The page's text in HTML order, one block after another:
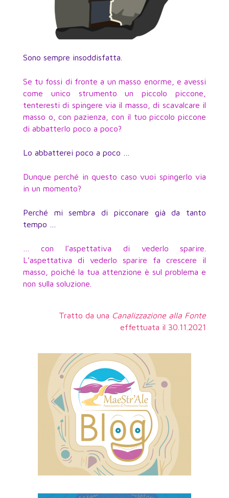
Sono sempre insoddisfatta.
Se tu fossi di fronte a un masso enorme, e avessi
come unico strumento un piccolo piccone,
tenteresti di spingere via il masso, di scavalcare il
masso o, con pazienza, con il tuo piccolo piccone
di abbatterlo poco a poco?
Lo abbatterei poco a poco …
Dunque perché in questo caso vuoi spingerlo via
in un momento?
Perché mi sembra di picconare già da tanto
tempo …
… con l’aspettativa di vederlo sparire.
L’aspettativa di vederlo sparire fa crescere il
masso, poiché la tua attenzione è sul problema e
non sulla soluzione.
Tratto da una Canalizzazione alla Fonte
effettuata il 30.11.2021